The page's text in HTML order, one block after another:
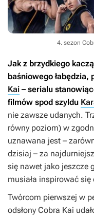
4. sezon
Jak z brzydkiego
baśniowego łabędzia,
Kai – serialu
filmów spod szyldu
nie zawsze udanych.
równy poziom) w
uznawana jest –
dzisiaj – za
się nawet jako jeszcze
musiała inspirować
Twórcom pierwszej w
odsłony Cobra Kai